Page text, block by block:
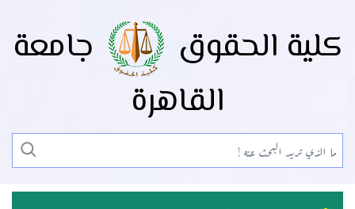
كلية الحقوق
جامعة
القاهرة